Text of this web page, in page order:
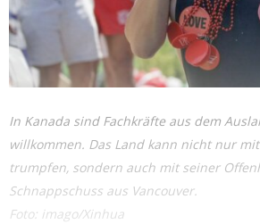
In Kanada sind Fachkräfte aus dem
willkommen. Das Land kann nicht nur
trumpfen, sondern auch mit seiner
Schnappschuss aus Vancouver.
Foto: imago/Xinhua